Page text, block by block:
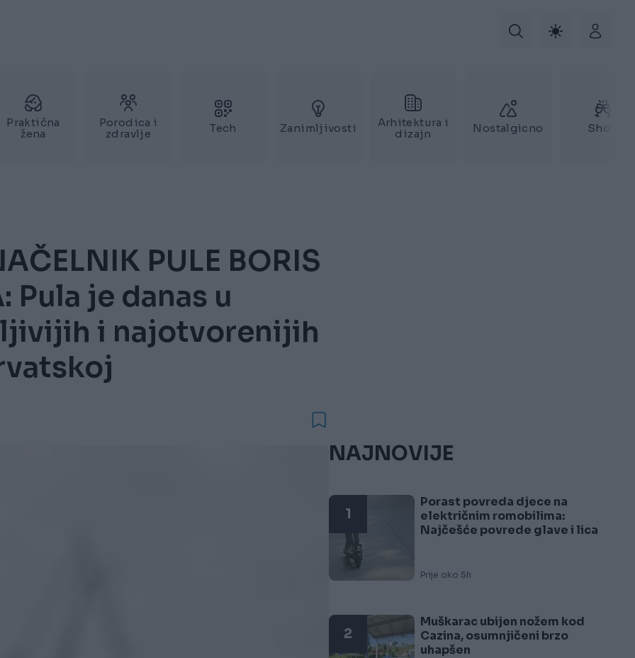
Praktična
žena
Porodica i
zdravlje
Tech Zanimljivosti
Arhitektura i
dizajn
Nostalgicno Show
PULE BORIS
Pula je danas u
i najotvorenijih
NAJNOVIJE
1
Porast povreda djece na
električnim romobilima:
Najčešće povrede glave i lica
Prije oko 5h
2
Muškarac ubijen nožem kod
Cazina, osumnjičeni brzo
uhapšen